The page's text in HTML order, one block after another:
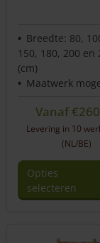
Breedte: 80,
150, 180, 200 en
(cm)
Maatwerk
Vanaf€
Levering in 10
(NL/BE)
Opties
selecteren